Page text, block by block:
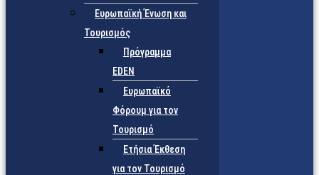
Ευρωπαϊκή Ένωση και
Τουρισμός
Πρόγραμμα
EDEN
Ευρωπαϊκό
Φόρουμ για τον
Τουρισμό
Ετήσια Έκθεση
για τον Τουρισμό